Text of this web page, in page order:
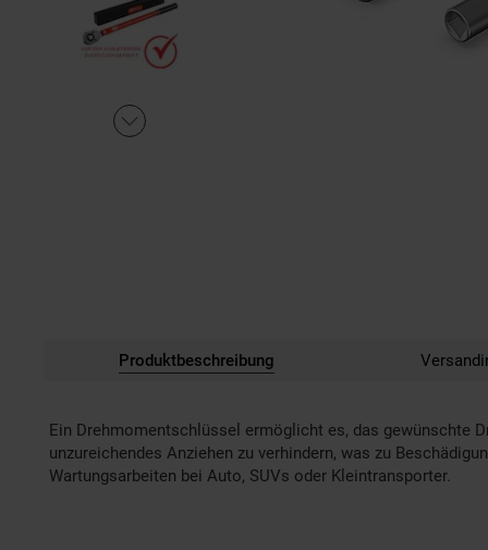
Produktbeschreibung
Ein Drehmomentschlüssel ermöglicht es, das gewünschte
unzureichendes Anziehen zu verhindern, was zu
Wartungsarbeiten bei Auto, SUVs oder Kleintransporter.